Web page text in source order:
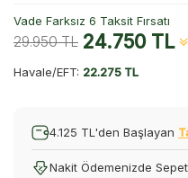
Vade Farksız 6 Taksit Fırsatı
29.950TL 24.750TL
Havale/EFT: 22.275 TL
4.125 TL'den Başlayan
Nakit Ödemenizde